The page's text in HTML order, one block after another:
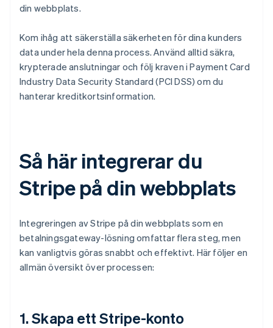
din webbplats.
Kom ihåg att säkerställa säkerheten för dina kunders
data under hela denna process. Använd alltid säkra,
krypterade anslutningar och följ kraven i Payment Card
Industry Data Security Standard (PCI DSS) om du
hanterar kreditkortsinformation.
Så här integrerar du
Stripe på din webbplats
Integreringen av Stripe på din webbplats som en
betalningsgateway-lösning omfattar flera steg, men
kan vanligtvis göras snabbt och effektivt. Här följer en
allmän översikt över processen:
1. Skapa ett Stripe-konto